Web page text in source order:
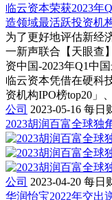
临云资本荣获2023年
造领域最活跃投资机构
为了更好地评估新经
一新声联合【天眼查
资中国-2023年Q1中
临云资本凭借在硬科
资机构IPO榜top20」
公司 2023-05-16 每日
2023胡润百富全球独
公司 2023-04-20 每日
华润怡宝2022年交出